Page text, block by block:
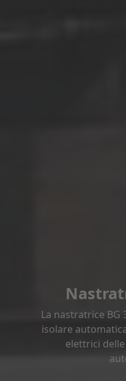
La nastratrice BG
isolare
elettrici